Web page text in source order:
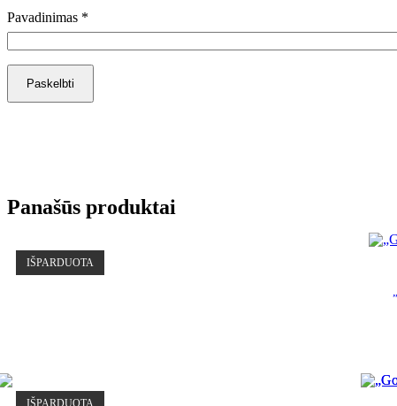
Pavadinimas *
Panašūs produktai
IŠPARDUOTA
IŠPARDUOTA